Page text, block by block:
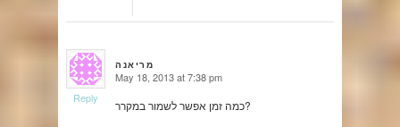
מריאנה
says: May 18, 2013 at 7:38 pm
כמה זמן אפשר לשמור במקרר? Reply